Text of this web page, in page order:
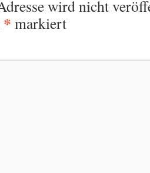
wird nicht
* markiert